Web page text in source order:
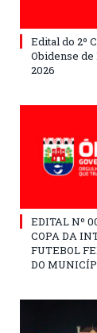
Edital do 2º
Obidense
2026
EDITAL Nº
COPA DA
FUTEBOL
DO